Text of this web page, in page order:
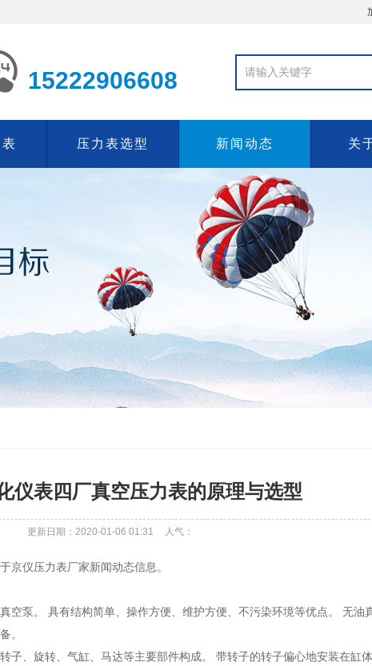
15222906608
压力表选型 新闻动态 关
仪表四厂真空压力表的原理与选型
更新日期：2020-01-06 01:31 人气：
京仪压力表厂家新闻动态信息。
空泵。 具有结构简单、操作方便、维护方便、不污染环境等优点。 无油
。
子、旋转、气缸、马达等主要部件构成。 带转子的转子偏心地安装在缸